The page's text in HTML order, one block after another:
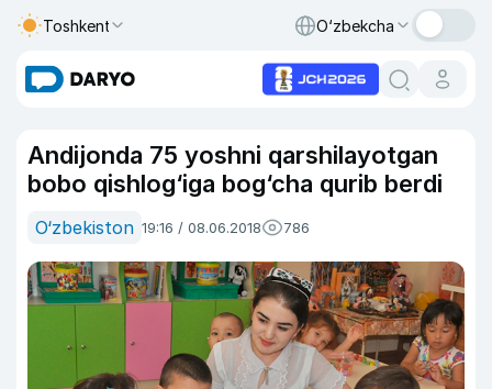
Toshkent O‘zbekcha
Andijonda 75 yoshni qarshilayotgan
bobo qishlog‘iga bog‘cha qurib berdi
O‘zbekiston 19:16 / 08.06.2018 786